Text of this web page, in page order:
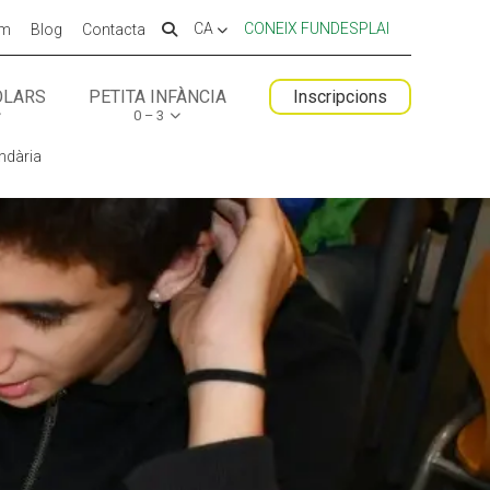
Blog Contacta CA CONEIX FUNDESPLAI
PETITA INFÀNCIA
0 – 3
Inscripcions
FORMACIÓ
SUPORT TERCER SECTOR